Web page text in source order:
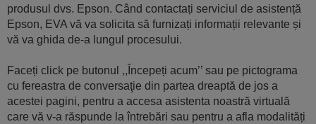
produsul dvs. Epson. Când contactați serviciul de asistență
Epson, EVA vă va solicita să furnizați informații relevante și
vă va ghida de-a lungul procesului.
Faceți click pe butonul ,,Începeți acum’’ sau pe pictograma
cu fereastra de conversaţie din partea dreaptă de jos a
acestei pagini, pentru a accesa asistenta noastră virtuală
care vă v-a răspunde la întrebări sau pentru a afla modalități